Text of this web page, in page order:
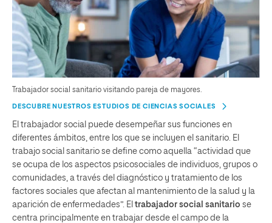
Trabajador social sanitario visitando pareja de mayores.
DESCUBRE NUESTROS ESTUDIOS DE CIENCIAS SOCIALES
El trabajador social puede desempeñar sus funciones en
diferentes ámbitos, entre los que se incluyen el sanitario. El
trabajo social sanitario se define como aquella “actividad que
se ocupa de los aspectos psicosociales de individuos, grupos o
comunidades, a través del diagnóstico y tratamiento de los
factores sociales que afectan al mantenimiento de la salud y la
aparición de enfermedades”. El trabajador social sanitario se
centra principalmente en trabajar desde el campo de la